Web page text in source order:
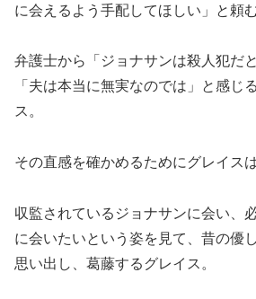
に会えるよう手配してほしい」と頼む
弁護士から「ジョナサンは殺人犯だ
「夫は本当に無実なのでは」と感じ
ス。
その直感を確かめるためにグレイス
収監されているジョナサンに会い、
に会いたいという姿を見て、昔の優
思い出し、葛藤するグレイス。